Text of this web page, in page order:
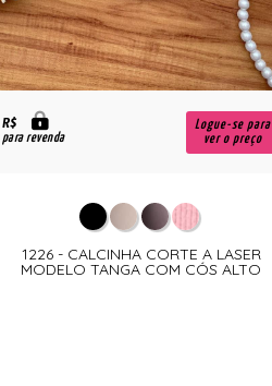
R$
para revenda
Logue-se para
ver o preço
1226 - CALCINHA CORTE A LASER
MODELO TANGA COM CÓS ALTO